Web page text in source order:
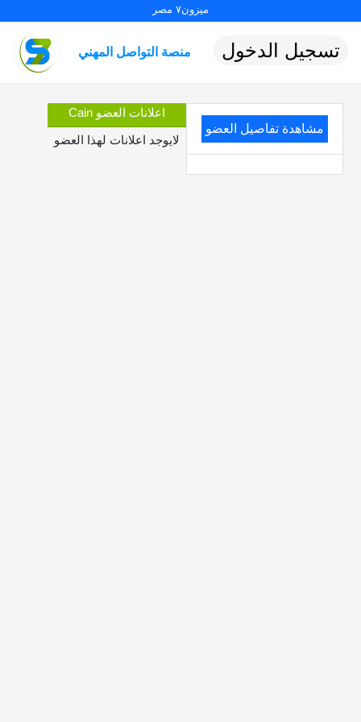
ميزون٧ مصر
منصة التواصل المهني تسجيل الدخول
مشاهدة تفاصيل العضو
اعلانات العضو Cain
لايوجد اعلانات لهذا العضو